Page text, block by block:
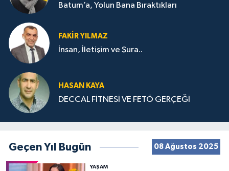
Batum’a, Yolun Bana Bıraktıkları
FAKIR YILMAZ
İnsan, İletişim ve Şura..
HASAN KAYA
DECCAL FİTNESİ VE FETÖ GERÇEĞİ
Geçen Yıl Bugün 08 Ağustos 2025
YAŞAM